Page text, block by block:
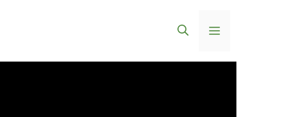
Menü